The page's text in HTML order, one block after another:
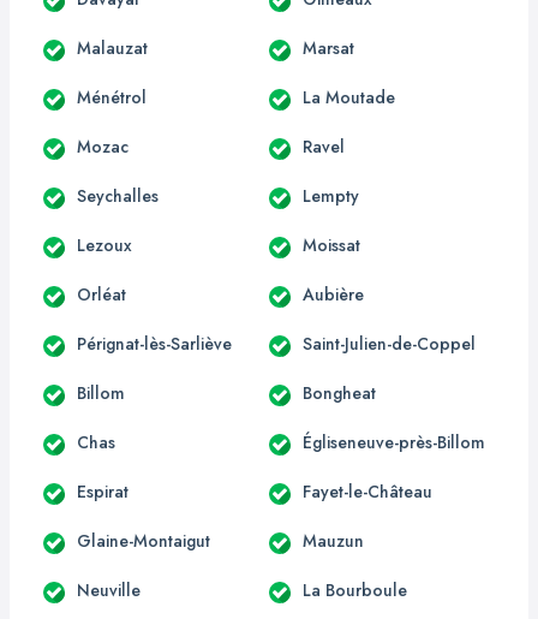
Malauzat Marsat
Ménétrol La Moutade
Mozac Ravel
Seychalles Lempty
Lezoux Moissat
Orléat Aubière
Pérignat-lès-Sarliève Saint-Julien-de-Coppel
Billom Bongheat
Chas Égliseneuve-près-Billom
Espirat Fayet-le-Château
Glaine-Montaigut Mauzun
Neuville La Bourboule